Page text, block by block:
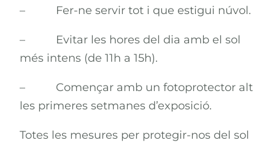
– Fer-ne servir tot i que estigui núvol.
– Evitar les hores del dia amb el sol
més intens (de 11h a 15h).
– Començar amb un fotoprotector alt
les primeres setmanes d’exposició.
Totes les mesures per protegir-nos del sol